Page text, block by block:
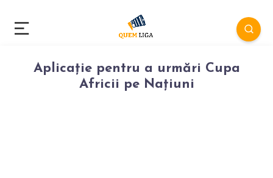
Aplicație pentru a urmări Cupa
Africii pe Națiuni